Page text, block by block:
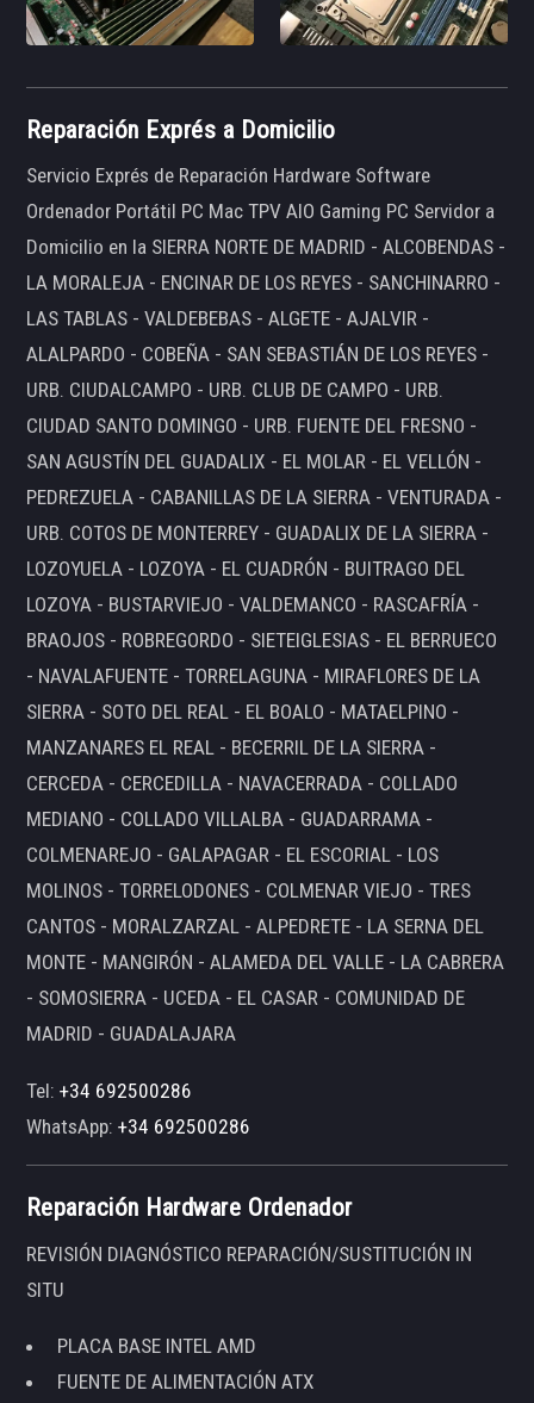
Reparación Exprés a Domicilio
Servicio Exprés de Reparación Hardware Software
Ordenador Portátil PC Mac TPV AIO Gaming PC Servidor a
Domicilio en la SIERRA NORTE DE MADRID - ALCOBENDAS -
LA MORALEJA - ENCINAR DE LOS REYES - SANCHINARRO -
LAS TABLAS - VALDEBEBAS - ALGETE - AJALVIR -
ALALPARDO - COBEÑA - SAN SEBASTIÁN DE LOS REYES -
URB. CIUDALCAMPO - URB. CLUB DE CAMPO - URB.
CIUDAD SANTO DOMINGO - URB. FUENTE DEL FRESNO -
SAN AGUSTÍN DEL GUADALIX - EL MOLAR - EL VELLÓN -
PEDREZUELA - CABANILLAS DE LA SIERRA - VENTURADA -
URB. COTOS DE MONTERREY - GUADALIX DE LA SIERRA -
LOZOYUELA - LOZOYA - EL CUADRÓN - BUITRAGO DEL
LOZOYA - BUSTARVIEJO - VALDEMANCO - RASCAFRÍA -
BRAOJOS - ROBREGORDO - SIETEIGLESIAS - EL BERRUECO
- NAVALAFUENTE - TORRELAGUNA - MIRAFLORES DE LA
SIERRA - SOTO DEL REAL - EL BOALO - MATAELPINO -
MANZANARES EL REAL - BECERRIL DE LA SIERRA -
CERCEDA - CERCEDILLA - NAVACERRADA - COLLADO
MEDIANO - COLLADO VILLALBA - GUADARRAMA -
COLMENAREJO - GALAPAGAR - EL ESCORIAL - LOS
MOLINOS - TORRELODONES - COLMENAR VIEJO - TRES
CANTOS - MORALZARZAL - ALPEDRETE - LA SERNA DEL
MONTE - MANGIRÓN - ALAMEDA DEL VALLE - LA CABRERA
- SOMOSIERRA - UCEDA - EL CASAR - COMUNIDAD DE
MADRID - GUADALAJARA
Tel:+34 692500286
WhatsApp:+34 692500286
Reparación Hardware Ordenador
REVISIÓN DIAGNÓSTICO REPARACIÓN/SUSTITUCIÓN IN
SITU
PLACA BASE INTEL AMD
FUENTE DE ALIMENTACIÓN ATX